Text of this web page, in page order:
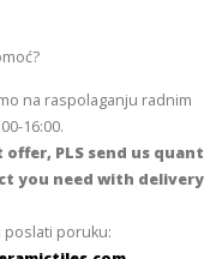
na raspolaganju radnim
16:00.
offer, PLS send us
you need with delivery
poslati poruku: